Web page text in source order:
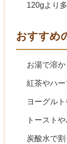
120gより
おすすめ
お湯で溶
紅茶やハ
ヨーグル
トースト
炭酸水で